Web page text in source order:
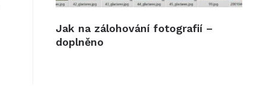
Jak na zálohování fotografií –
doplněno